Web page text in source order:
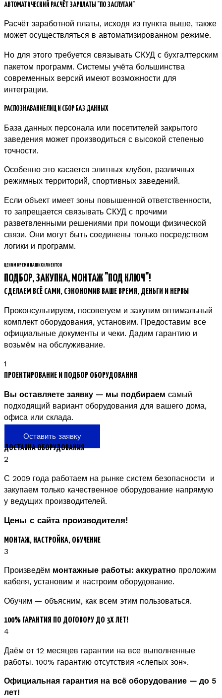
АВТОМАТИЧЕСКИЙ РАСЧЁТ ЗАРПЛАТЫ "ПО ЗАСЛУГАМ"
Расчёт заработной платы, исходя из пункта выше, также
может осуществляться в автоматизированном режиме.
Но для этого требуется связывать СКУД с бухгалтерским
пакетом программ. Системы учёта большинства
современных версий имеют возможности для
интеграции.
РАСПОЗНАВАНИЕ ЛИЦ И СБОР БАЗ ДАННЫХ
База данных персонала или посетителей закрытого
заведения может производиться с высокой степенью
точности.
Особенно это касается элитных клубов, различных
режимных территорий, спортивных заведений.
Если объект имеет зоны повышенной ответственности,
то запрещается связывать СКУД с прочими
разветвленными решениями при помощи физической
связи. Они могут быть соединены только посредством
логики и программ.
ЦЕНИМ ВРЕМЯ НАШИХ КЛИЕНТОВ
ПОДБОР, ЗАКУПКА, МОНТАЖ "ПОД КЛЮЧ"!
СДЕЛАЕМ ВСЁ САМИ, СЭКОНОМИВ ВАШЕ ВРЕМЯ, ДЕНЬГИ И НЕРВЫ
Проконсультируем, посоветуем и закупим оптимальный
комплект оборудования, установим. Предоставим все
официальные документы и чеки. Дадим гарантию и
возьмём на обслуживание.
1
ПРОЕКТИРОВАНИЕ И ПОДБОР ОБОРУДОВАНИЯ
Вы оставляете заявку — мы подбираем самый
подходящий вариант оборудования для вашего дома,
офиса или склада.
Оставить заявку
ДОСТАВКА ОБОРУДОВАНИЯ
2
С 2009 года работаем на рынке систем безопасности и
закупаем только качественное оборудование напрямую
у ведущих производителей.
Цены с сайта производителя!
МОНТАЖ, НАСТРОЙКА, ОБУЧЕНИЕ
3
Произведём монтажные работы: аккуратно проложим
кабеля, установим и настроим оборудование.
Обучим — объясним, как всем этим пользоваться.
100% ГАРАНТИЯ ПО ДОГОВОРУ ДО 3Х ЛЕТ!
4
Даём от 12 месяцев гарантии на все выполненные
работы. 100% гарантию отсутствия «слепых зон».
Официальная гарантия на всё оборудование — до 5
лет!